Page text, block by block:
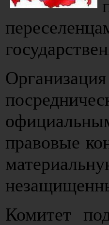
правовые
Комитет